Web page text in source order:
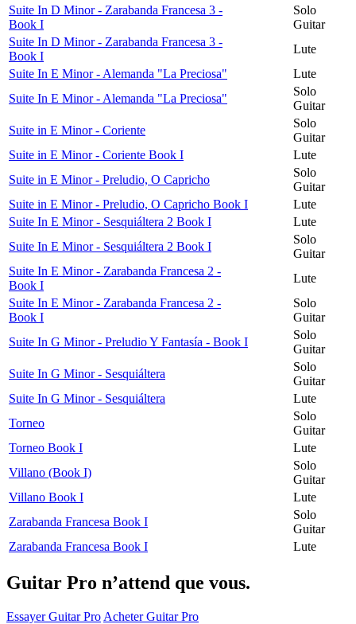
Suite In D Minor - Zarabanda Francesa 3 -
Book I
Solo
Guitar
Suite In D Minor - Zarabanda Francesa 3 -
Book I
Lute
Suite In E Minor - Alemanda "La Preciosa"
Lute
Suite In E Minor - Alemanda "La Preciosa"
Solo
Guitar
Suite in E Minor - Coriente
Solo
Guitar
Suite in E Minor - Coriente Book I
Lute
Suite in E Minor - Preludio, O Capricho
Solo
Guitar
Suite in E Minor - Preludio, O Capricho Book I
Lute
Suite In E Minor - Sesquiáltera 2 Book I
Lute
Suite In E Minor - Sesquiáltera 2 Book I
Solo
Guitar
Suite In E Minor - Zarabanda Francesa 2 -
Book I
Lute
Suite In E Minor - Zarabanda Francesa 2 -
Book I
Solo
Guitar
Suite In G Minor - Preludio Y Fantasía - Book I
Solo
Guitar
Suite In G Minor - Sesquiáltera
Solo
Guitar
Suite In G Minor - Sesquiáltera
Lute
Torneo
Solo
Guitar
Torneo Book I
Lute
Villano (Book I)
Solo
Guitar
Villano Book I
Lute
Zarabanda Francesa Book I
Solo
Guitar
Zarabanda Francesa Book I
Lute
Guitar Pro n’attend que vous.
Essayer Guitar Pro Acheter Guitar Pro